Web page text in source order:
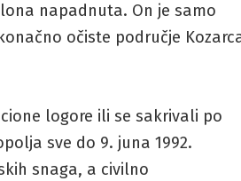
napadnuta. On je samo
očiste područje
logore ili se sakrivali po
sve do 9. juna 1992.
snaga, a civilno